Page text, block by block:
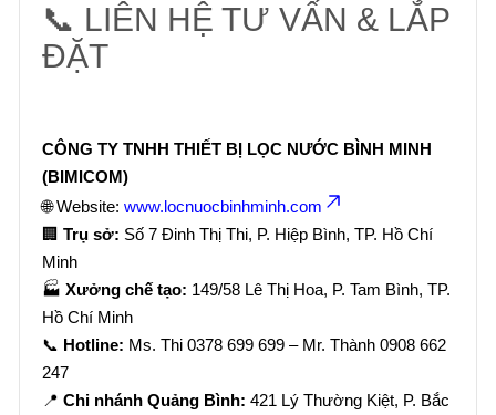
📞 LIÊN HỆ TƯ VẤN & LẮP
ĐẶT
CÔNG TY TNHH THIẾT BỊ LỌC NƯỚC BÌNH MINH
(BIMICOM)
🌐 Website: www.locnuocbinhminh.com
🏢 Trụ sở: Số 7 Đinh Thị Thi, P. Hiệp Bình, TP. Hồ Chí
Minh
🏭 Xưởng chế tạo: 149/58 Lê Thị Hoa, P. Tam Bình, TP.
Hồ Chí Minh
📞 Hotline: Ms. Thi 0378 699 699 – Mr. Thành 0908 662
247
📍 Chi nhánh Quảng Bình: 421 Lý Thường Kiệt, P. Bắc